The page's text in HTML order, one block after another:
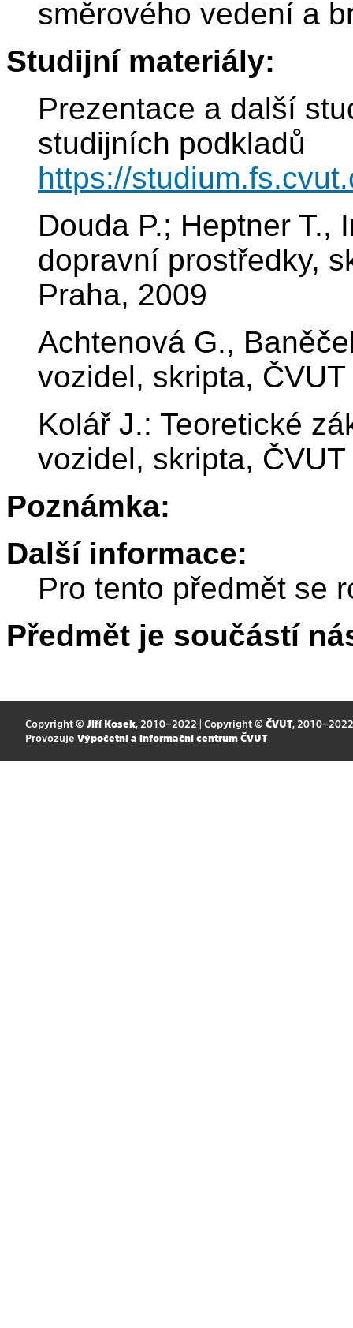
směrového vedení a
Studijní materiály:
Prezentace a další
studijních podkladů
https://
Douda P.; Heptner T.,
dopravní prostředky,
Praha, 2009
Achtenová G.,
vozidel, skripta,
Kolář J.: Teoretické
vozidel, skripta,
Poznámka:
Další informace:
Pro tento předmět se
Předmět je součástí
Copyright © Jiří Kosek, 2010–2022 | Copyright © ČVUT, 2010–2022
Provozuje Výpočetní a informační centrum ČVUT